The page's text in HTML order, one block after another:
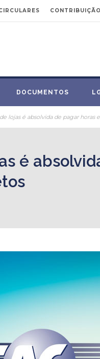
DOCUMENTOS
lojas é absolvida de pagar horas
é